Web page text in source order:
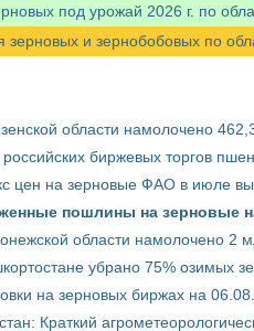
под урожай 2026 г. по
и зернобобовых по
области намолочено
российских биржевых торгов
цен на зерновые ФАО в июле
пошлины на зерновые на
области намолочено 2
убрано 75% озимых
на зерновых биржах на
Краткий